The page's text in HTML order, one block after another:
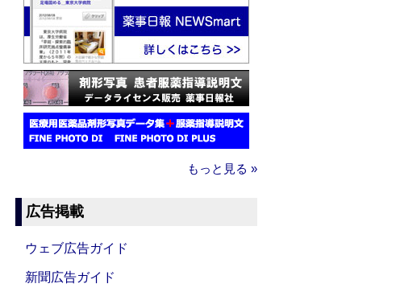
もっと見る »
広告掲載
ウェブ広告ガイド
新聞広告ガイド